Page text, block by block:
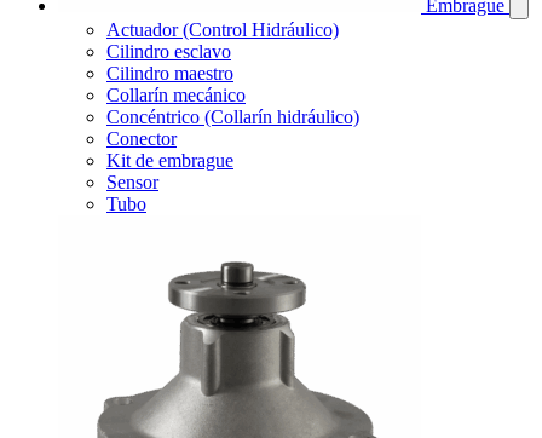
Embrague
Actuador (Control Hidráulico)
Cilindro esclavo
Cilindro maestro
Collarín mecánico
Concéntrico (Collarín hidráulico)
Conector
Kit de embrague
Sensor
Tubo